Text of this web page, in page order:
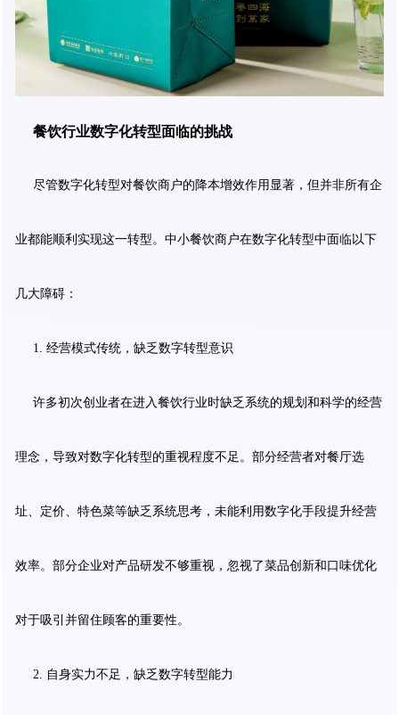
餐饮行业数字化转型面临的挑战
尽管数字化转型对餐饮商户的降本增效作用显著，但并非所有企
业都能顺利实现这一转型。中小餐饮商户在数字化转型中面临以下
几大障碍：
1. 经营模式传统，缺乏数字转型意识
许多初次创业者在进入餐饮行业时缺乏系统的规划和科学的经营
理念，导致对数字化转型的重视程度不足。部分经营者对餐厅选
址、定价、特色菜等缺乏系统思考，未能利用数字化手段提升经营
效率。部分企业对产品研发不够重视，忽视了菜品创新和口味优化
对于吸引并留住顾客的重要性。
2. 自身实力不足，缺乏数字转型能力